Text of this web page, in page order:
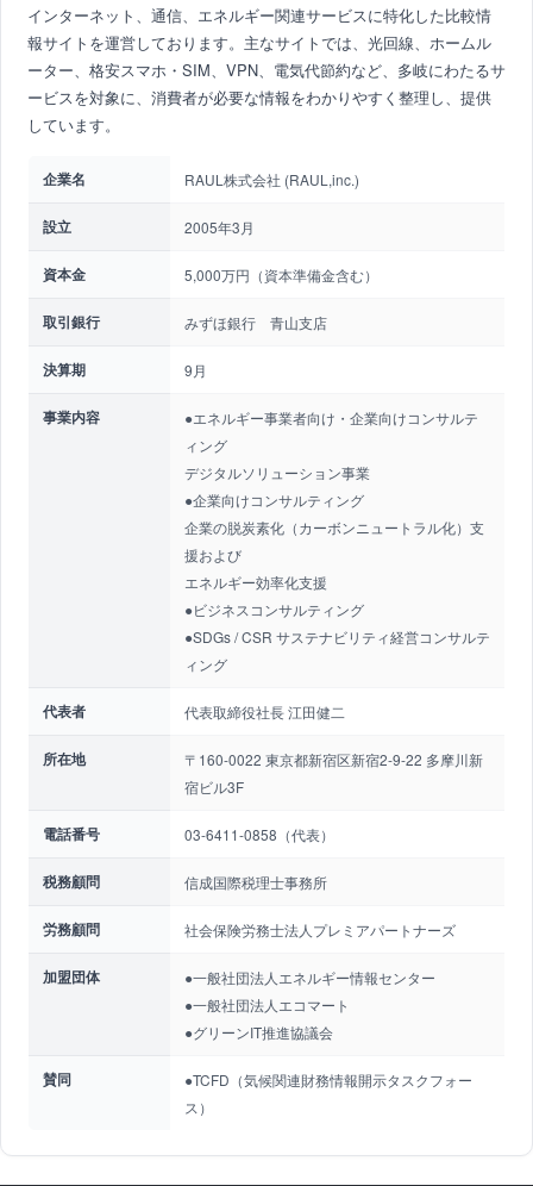
インターネット、通信、エネルギー関連サービスに特化した比較情
報サイトを運営しております。主なサイトでは、光回線、ホームル
ーター、格安スマホ・SIM、VPN、電気代節約など、多岐にわたるサ
ービスを対象に、消費者が必要な情報をわかりやすく整理し、提供
しています。
企業名 RAUL株式会社 (RAUL,inc.)
設立 2005年3月
資本金 5,000万円（資本準備金含む）
取引銀行 みずほ銀行 青山支店
決算期 9月
事業内容
●エネルギー事業者向け・企業向けコンサルテ
ィング
デジタルソリューション事業
●企業向けコンサルティング
企業の脱炭素化（カーボンニュートラル化）支
援および
エネルギー効率化支援
●ビジネスコンサルティング
●SDGs / CSR サステナビリティ経営コンサルテ
ィング
代表者 代表取締役社長 江田健二
所在地
〒160-0022 東京都新宿区新宿2-9-22 多摩川新
宿ビル3F
電話番号 03-6411-0858（代表）
税務顧問 信成国際税理士事務所
労務顧問 社会保険労務士法人プレミアパートナーズ
加盟団体
●一般社団法人エネルギー情報センター
●一般社団法人エコマート
●グリーンIT推進協議会
賛同
●TCFD（気候関連財務情報開示タスクフォー
ス）